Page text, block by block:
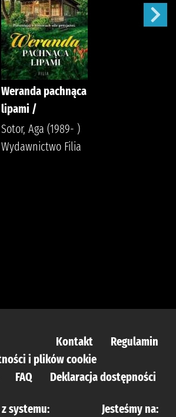
Weranda pachnąca
lipami /
Sotor, Aga (1989- )
Wydawnictwo Filia
Kontakt
Regulamin
i plików cookie
FAQ Deklaracja dostępności
systemu: Jesteśmy na: